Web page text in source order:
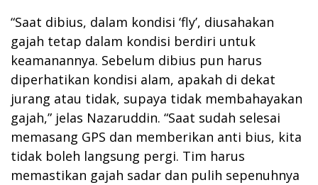
“Saat dibius, dalam kondisi ‘fly’, diusahakan
gajah tetap dalam kondisi berdiri untuk
keamanannya. Sebelum dibius pun harus
diperhatikan kondisi alam, apakah di dekat
jurang atau tidak, supaya tidak membahayakan
gajah,” jelas Nazaruddin. “Saat sudah selesai
memasang GPS dan memberikan anti bius, kita
tidak boleh langsung pergi. Tim harus
memastikan gajah sadar dan pulih sepenuhnya